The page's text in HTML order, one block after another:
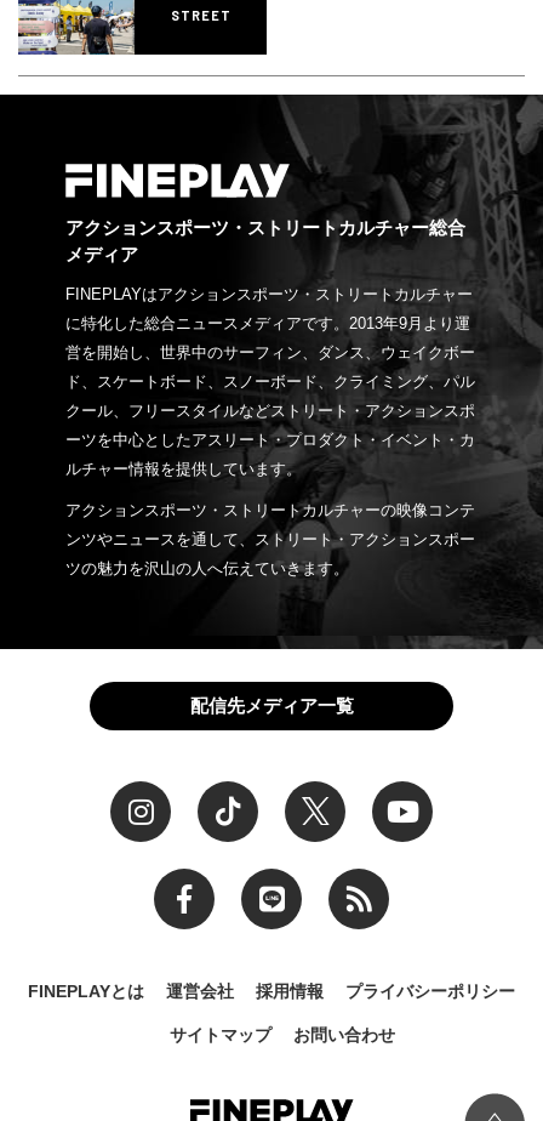
STREET
アクションスポーツ・ストリートカルチャー総合
メディア
FINEPLAYはアクションスポーツ・ストリートカルチャー
に特化した総合ニュースメディアです。2013年9月より運
営を開始し、世界中のサーフィン、ダンス、ウェイクボー
ド、スケートボード、スノーボード、クライミング、パル
クール、フリースタイルなどストリート・アクションスポ
ーツを中心としたアスリート・プロダクト・イベント・カ
ルチャー情報を提供しています。
アクションスポーツ・ストリートカルチャーの映像コンテ
ンツやニュースを通して、ストリート・アクションスポー
ツの魅力を沢山の人へ伝えていきます。
配信先メディア一覧
FINEPLAYとは 運営会社 採用情報 プライバシーポリシー
サイトマップ お問い合わせ